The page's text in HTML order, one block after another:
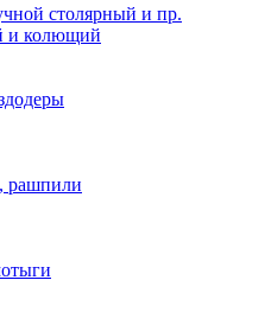
столярный и пр.
и колющий
рашпили